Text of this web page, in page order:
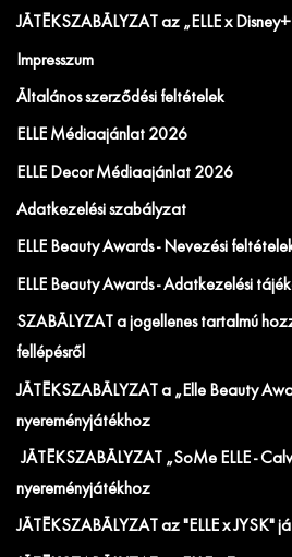
JÁTÉKSZABÁLYZAT az „ELLE x
Impresszum
Általános szerződési feltételek
ELLE Médiaajánlat 2026
ELLE Decor Médiaajánlat 2026
Adatkezelési szabályzat
ELLE Beauty Awards - Nevezési
ELLE Beauty Awards - Adatkezelési
SZABÁLYZAT a jogellenes tartalmú
fellépésről
JÁTÉKSZABÁLYZAT a „Elle Beauty
nyereményjátékhoz
JÁTÉKSZABÁLYZAT „SoMe ELLE -
nyereményjátékhoz
JÁTÉKSZABÁLYZAT az "ELLE x JYSK"